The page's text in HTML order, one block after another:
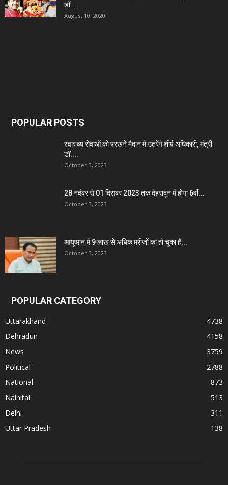
डॉ....
August 10, 2020
POPULAR POSTS
स्वास्थ्य सेवाओं को परखने मैदान में उतरेंगे शीर्ष अधिकारी, मंत्री
डॉ....
October 3, 2023
28 नवंबर से 01 दिसंबर 2023 तक देहरादून में होगा 6वाँ...
October 3, 2023
आयुष्मान में 9 लाख से अधिक मरीजों का हो चुका है...
October 3, 2023
POPULAR CATEGORY
Uttarakhand
4738
Dehradun
4158
News
3759
Political
2788
National
873
Nainital
513
Delhi
311
Uttar Pradesh
138